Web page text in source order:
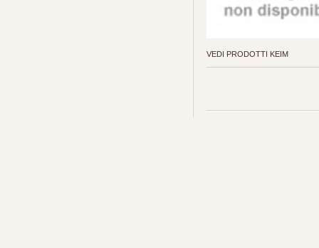
VEDI PRODOTTI KEIM